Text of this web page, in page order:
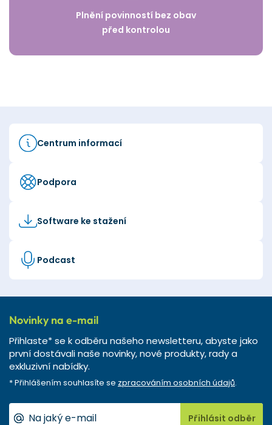
Plnění povinností bez obav
před kontrolou
Centrum informací
Podpora
Software ke stažení
Podcast
Novinky na e-mail
Přihlaste* se k odběru našeho newsletteru, abyste jako
první dostávali naše novinky, nové produkty, rady a
exkluzivní nabídky.
* Přihlášením souhlasíte se zpracováním osobních údajů.
Přihlásit odběr